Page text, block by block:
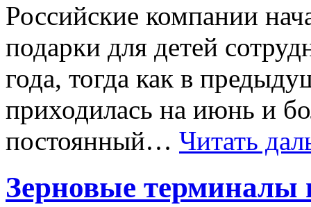
Российские компании
подарки для детей
года, тогда как в
приходилась на июнь и
постоянный… Читать
Зерновые терминалы